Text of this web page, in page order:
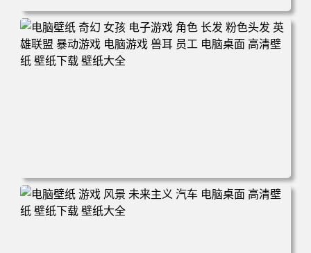
电脑壁纸 女人 女孩 粉色头发 原创人物 角 斗篷 盔甲 衣服
权杖 魔术 环境 狗 幽默 素描 AI艺术 插图 哭泣 电脑桌面 高
清壁纸 壁纸下载 壁纸大全
电脑壁纸 奇幻 女孩 电子游戏 角色 长发 粉色头发 英雄联盟
暴动游戏 电脑游戏 兽耳 员工 电脑桌面 高清壁纸 壁纸下载